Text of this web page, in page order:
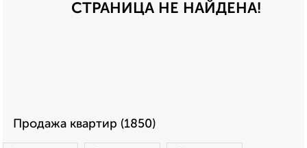
СТРАНИЦА НЕ НАЙДЕНА!
Продажа квартир (1850)